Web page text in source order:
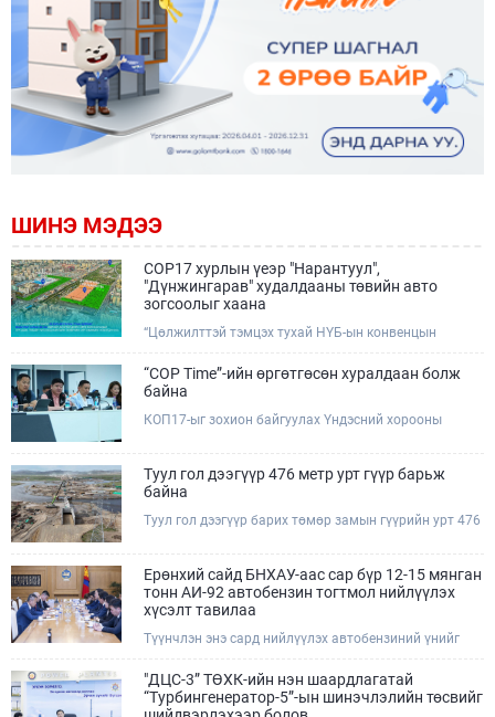
ШИНЭ МЭДЭЭ
COP17 хурлын үеэр "Нарантуул",
"Дүнжингарав" худалдааны төвийн авто
зогсоолыг хаана
“Цөлжилттэй тэмцэх тухай НҮБ-ын конвенцын
сарын 17-28-ны өдрүүдэд Улаанбаатар хотод зохион
байгуулагдана.Хурлын үеэр Нарантуул, Дүнжингарав
тухайн чиглэлд нийтийн тээврийн хүртээмжийг
“COP Time”-ийн өргөтгөсөн хуралдаан болж
байна
КОП17-ыг зохион байгуулах Үндэсний хорооны
дотоод хуралдааныг тогтмол зохион байгуулж ирсэн
билээ.Өнөөдөр “COP Time”-ийн сүүлийн хуралдааныг
бөгөөд үүнд Үндэсний хорооны дэргэдэх дэд
Туул гол дээгүүр 476 метр урт гүүр барьж
байна
Туул гол дээгүүр барих төмөр замын гүүрийн урт 476
хөдөлгөөнийг найдвартай, тасралтгүй нэвтрүүлэх
чухал байгууламж бөгөөд уг ажлыг "Очирням" ХХК,
"Тэргүүн саруул зам" ХХК, "Хотгорзам" ХХК зэрэг
Ерөнхий сайд БНХАУ-аас сар бүр 12-15 мянган
тонн АИ-92 автобензин тогтмол нийлүүлэх
хүсэлт тавилаа
Түүнчлэн энэ сард нийлүүлэх автобензиний үнийг
бууруулах боломжийг судлахыг хүслээ. Тэрбээр
Монгол Улсад үүсээд буй шатахууны нөхцөл байдлыг
шийдвэрлэхэд Иж бүрэн стратегийн түншлэл бүхий
"ДЦС-3” ТӨХК-ийн нэн шаардлагатай
“Турбингенератор-5”-ын шинэчлэлийн төсвийг